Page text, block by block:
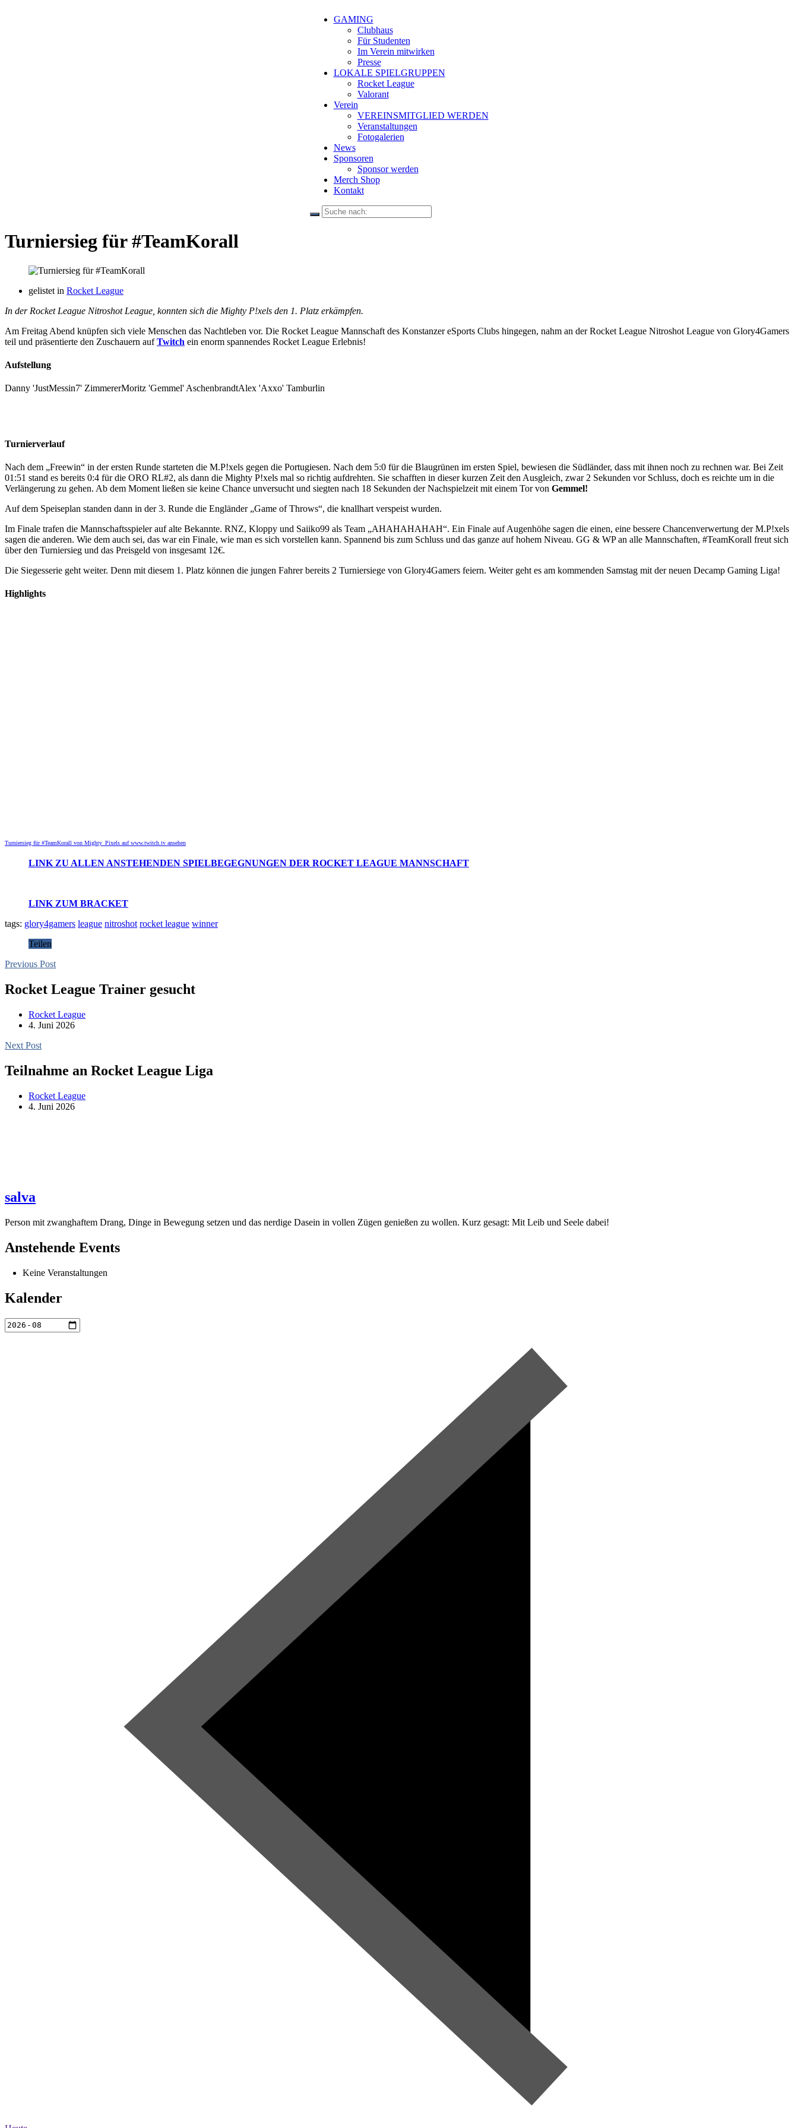
GAMING
Clubhaus
Für Studenten
Im Verein mitwirken
Presse
LOKALE SPIELGRUPPEN
Rocket League
Valorant
Verein
VEREINSMITGLIED WERDEN
Veranstaltungen
Fotogalerien
News
Sponsoren
Sponsor werden
Merch Shop
Kontakt
Turniersieg für #TeamKorall
gelistet in Rocket League
In der Rocket League Nitroshot League, konnten sich die Mighty P!xels den 1. Platz erkämpfen.
Am Freitag Abend knüpfen sich viele Menschen das Nachtleben vor. Die Rocket League Mannschaft des Konstanzer eSports Clubs hingegen, nahm an der Rocket League Nitroshot League von Glory4Gamers
teil und präsentierte den Zuschauern aufTwitch ein enorm spannendes Rocket League Erlebnis!
Aufstellung
Danny 'JustMessin7' ZimmererMoritz 'Gemmel' AschenbrandtAlex 'Axxo' Tamburlin
Turnierverlauf
Nach dem „Freewin“ in der ersten Runde starteten die M.P!xels gegen die Portugiesen. Nach dem 5:0 für die Blaugrünen im ersten Spiel, bewiesen die Südländer, dass mit ihnen noch zu rechnen war. Bei Zeit
01:51 stand es bereits 0:4 für die ORO RL#2, als dann die Mighty P!xels mal so richtig aufdrehten. Sie schafften in dieser kurzen Zeit den Ausgleich, zwar 2 Sekunden vor Schluss, doch es reichte um in die
Verlängerung zu gehen. Ab dem Moment ließen sie keine Chance unversucht und siegten nach 18 Sekunden der Nachspielzeit mit einem Tor von Gemmel!
Auf dem Speiseplan standen dann in der 3. Runde die Engländer „Game of Throws“, die knallhart verspeist wurden.
Im Finale trafen die Mannschaftsspieler auf alte Bekannte. RNZ, Kloppy und Saiiko99 als Team „AHAHAHAHAH“. Ein Finale auf Augenhöhe sagen die einen, eine bessere Chancenverwertung der M.P!xels
sagen die anderen. Wie dem auch sei, das war ein Finale, wie man es sich vorstellen kann. Spannend bis zum Schluss und das ganze auf hohem Niveau. GG & WP an alle Mannschaften, #TeamKorall freut sich
über den Turniersieg und das Preisgeld von insgesamt 12€.
Die Siegesserie geht weiter. Denn mit diesem 1. Platz können die jungen Fahrer bereits 2 Turniersiege von Glory4Gamers feiern. Weiter geht es am kommenden Samstag mit der neuen Decamp Gaming Liga!
Highlights
Turniersieg für #TeamKorall von Mighty_Pixels auf www.twitch.tv ansehen
LINK ZU ALLEN ANSTEHENDEN SPIELBEGEGNUNGEN DER ROCKET LEAGUE MANNSCHAFT
LINK ZUM BRACKET
tags: glory4gamers league nitroshot rocket league winner
Teilen
Previous Post
Rocket League Trainer gesucht
Rocket League
4. Juni 2026
Next Post
Teilnahme an Rocket League Liga
Rocket League
4. Juni 2026
salva
Person mit zwanghaftem Drang, Dinge in Bewegung setzen und das nerdige Dasein in vollen Zügen genießen zu wollen. Kurz gesagt: Mit Leib und Seele dabei!
Anstehende Events
Keine Veranstaltungen
Kalender